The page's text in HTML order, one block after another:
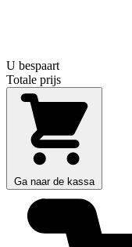
U bespaart
Totale prijs
Ga naar de kassa